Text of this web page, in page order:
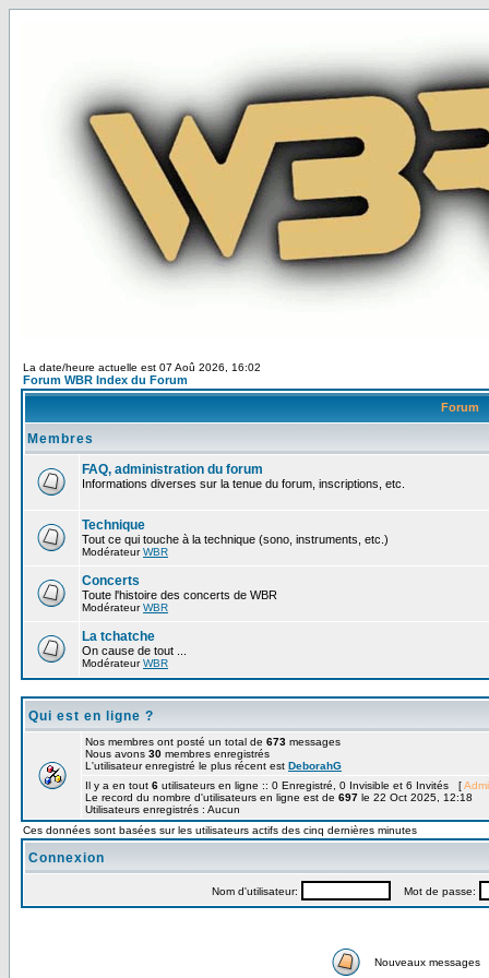
La date/heure actuelle est 07 Aoû 2026, 16:02
Forum WBR Index du Forum
Forum
Membres
FAQ, administration du forum
Informations diverses sur la tenue du forum, inscriptions, etc.
Technique
Tout ce qui touche à la technique (sono, instruments, etc.)
ModérateurWBR
Concerts
Toute l'histoire des concerts de WBR
ModérateurWBR
La tchatche
On cause de tout ...
ModérateurWBR
Qui est en ligne ?
Nos membres ont posté un total de 673 messages
Nous avons 30 membres enregistrés
L'utilisateur enregistré le plus récent est DeborahG
Il y a en tout 6 utilisateurs en ligne :: 0 Enregistré, 0 Invisible et 6 Invités [
Le record du nombre d'utilisateurs en ligne est de 697 le 22 Oct 2025, 12:18
Utilisateurs enregistrés : Aucun
Ces données sont basées sur les utilisateurs actifs des cinq dernières minutes
Connexion
Nom d'utilisateur: Mot de passe:
Nouveaux messages